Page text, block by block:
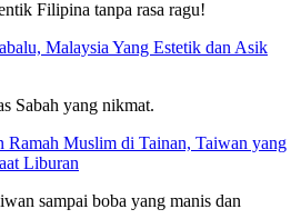
Filipina tanpa rasa ragu!
Malaysia Yang Estetik dan Asik
Sabah yang nikmat.
Ramah Muslim di Tainan, Taiwan yang
Liburan
sampai boba yang manis dan